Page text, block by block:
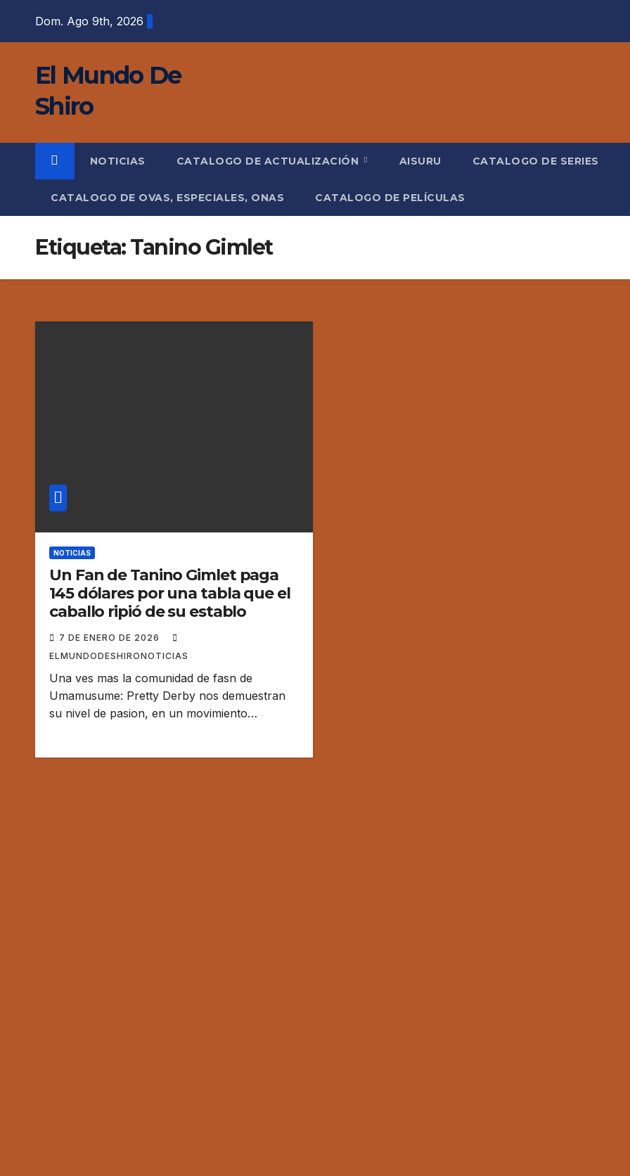
Dom. Ago 9th, 2026
El Mundo De
Shiro
NOTICIAS CATALOGO DE ACTUALIZACIÓN AISURU CATALOGO DE SERIES
CATALOGO DE OVAS, ESPECIALES, ONAS CATALOGO DE PELÍCULAS
Etiqueta:Tanino Gimlet
NOTICIAS
Un Fan de Tanino Gimlet paga
145 dólares por una tabla que el
caballo ripió de su establo
7 DE ENERO DE 2026
ELMUNDODESHIRONOTICIAS
Una ves mas la comunidad de fasn de
Umamusume: Pretty Derby nos demuestran
su nivel de pasion, en un movimiento…